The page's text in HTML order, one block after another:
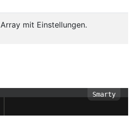
Array mit Einstellungen.